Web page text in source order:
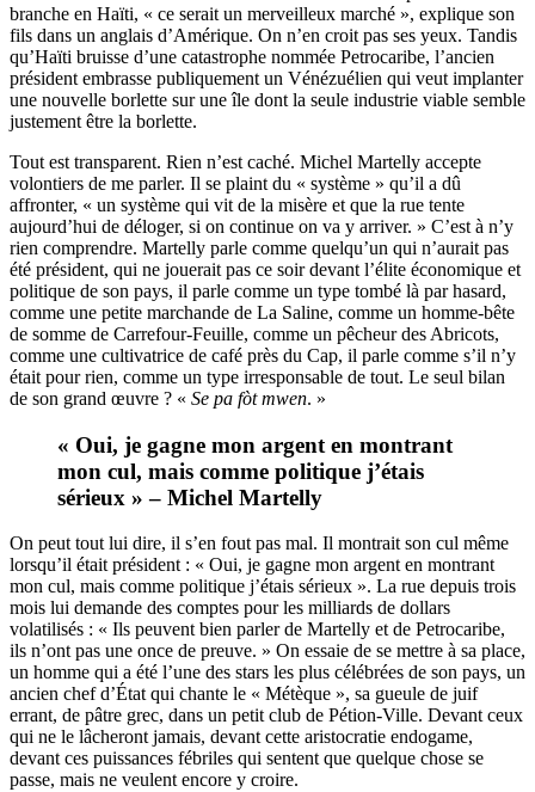
branche en Haïti, « ce serait un merveilleux marché », explique son
fils dans un anglais d’Amérique. On n’en croit pas ses yeux. Tandis
qu’Haïti bruisse d’une catastrophe nommée Petrocaribe, l’ancien
président embrasse publiquement un Vénézuélien qui veut implanter
une nouvelle borlette sur une île dont la seule industrie viable semble
justement être la borlette.
Tout est transparent. Rien n’est caché. Michel Martelly accepte
volontiers de me parler. Il se plaint du « système » qu’il a dû
affronter, « un système qui vit de la misère et que la rue tente
aujourd’hui de déloger, si on continue on va y arriver. » C’est à n’y
rien comprendre. Martelly parle comme quelqu’un qui n’aurait pas
été président, qui ne jouerait pas ce soir devant l’élite économique et
politique de son pays, il parle comme un type tombé là par hasard,
comme une petite marchande de La Saline, comme un homme-bête
de somme de Carrefour-Feuille, comme un pêcheur des Abricots,
comme une cultivatrice de café près du Cap, il parle comme s’il n’y
était pour rien, comme un type irresponsable de tout. Le seul bilan
de son grand œuvre ? « Se pa fòt mwen. »
« Oui, je gagne mon argent en montrant
mon cul, mais comme politique j’étais
sérieux » – Michel Martelly
On peut tout lui dire, il s’en fout pas mal. Il montrait son cul même
lorsqu’il était président : « Oui, je gagne mon argent en montrant
mon cul, mais comme politique j’étais sérieux ». La rue depuis trois
mois lui demande des comptes pour les milliards de dollars
volatilisés : « Ils peuvent bien parler de Martelly et de Petrocaribe,
ils n’ont pas une once de preuve. » On essaie de se mettre à sa place,
un homme qui a été l’une des stars les plus célébrées de son pays, un
ancien chef d’État qui chante le « Métèque », sa gueule de juif
errant, de pâtre grec, dans un petit club de Pétion-Ville. Devant ceux
qui ne le lâcheront jamais, devant cette aristocratie endogame,
devant ces puissances fébriles qui sentent que quelque chose se
passe, mais ne veulent encore y croire.